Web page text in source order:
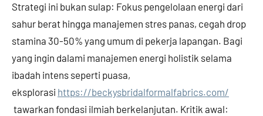
Strategi ini bukan sulap: Fokus pengelolaan energi dari
sahur berat hingga manajemen stres panas, cegah drop
stamina 30-50% yang umum di pekerja lapangan. Bagi
yang ingin dalami manajemen energi holistik selama
ibadah intens seperti puasa,
eksplorasi https://beckysbridalformalfabrics.com/
tawarkan fondasi ilmiah berkelanjutan. Kritik awal: